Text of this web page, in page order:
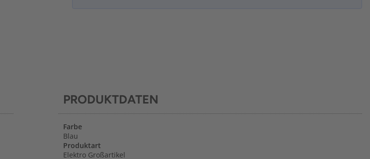
PRODUKTDATEN
Farbe
Blau
Produktart
Elektro Großartikel